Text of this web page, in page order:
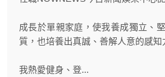
成長於單親家庭，使我養成獨立、
質，也培養出真誠、善解人意的感知
我熱愛健身、登...